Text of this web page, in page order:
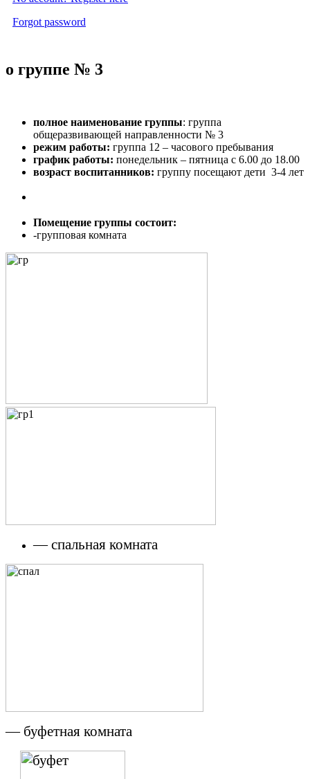
Forgot password
о группе № 3
полное наименование группы: группа
общеразвивающей направленности № 3
режим работы: группа 12 – часового пребывания
график работы: понедельник – пятница с 6.00 до 18.00
возраст воспитанников: группу посещают дети 3-4 лет
Помещение группы состоит:
-групповая комната
— спальная комната
— буфетная комната